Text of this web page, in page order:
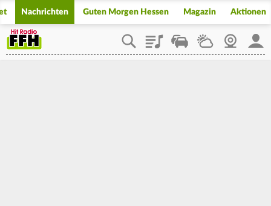
Nachrichten Guten Morgen Hessen Magazin Aktionen
PlaylistStaupilotWetterWebcam